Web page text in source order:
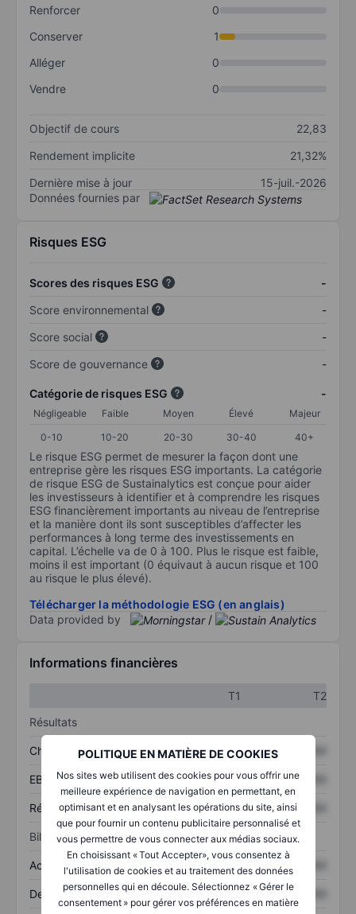
POLITIQUE EN MATIÈRE DE COOKIES
Nos sites web utilisent des cookies pour vous offrir une
meilleure expérience de navigation en permettant, en
optimisant et en analysant les opérations du site, ainsi
que pour fournir un contenu publicitaire personnalisé et
vous permettre de vous connecter aux médias sociaux.
En choisissant « Tout Accepter», vous consentez à
l'utilisation de cookies et au traitement des données
personnelles qui en découle. Sélectionnez « Gérer le
consentement » pour gérer vos préférences en matière
Renforcer
0
Conserver
1
Alléger
0
Vendre
0
Objectif de cours
22,83
Rendement implicite
21,32%
Dernière mise à jour
15-juil.-2026
Données fournies par
Risques ESG
Scores des risques ESG
-
Score environnemental
-
Score social
-
Score de gouvernance
-
Catégorie de risques ESG -
Négligeable Faible Moyen Élevé
Majeur
0-10
10-20 20-30 30-40 40+
Le risque ESG permet de mesurer la façon dont une
entreprise gère les risques ESG importants. La catégorie
de risque ESG de Sustainalytics est conçue pour aider
les investisseurs à identifier et à comprendre les risques
ESG financièrement importants au niveau de l’entreprise
et la manière dont ils sont susceptibles d’affecter les
performances à long terme des investissements en
capital. L’échelle va de 0 à 100. Plus le risque est faible,
moins il est important (0 équivaut à aucun risque et 100
au risque le plus élevé).
Télécharger la méthodologie ESG (en anglais)
Data provided by
/
Informations financières
T1
T2
Résultats
Chiffre d’affaires XXXXXXX XXXXXXX
EBITDA XXXXXXX XXXXXXX
Résultat net XXXXXXX XXXXXXX
Bilan
Actifs totaux XXXXXXX XXXXXXX
Dette totale XXXXXXX XXXXXXX